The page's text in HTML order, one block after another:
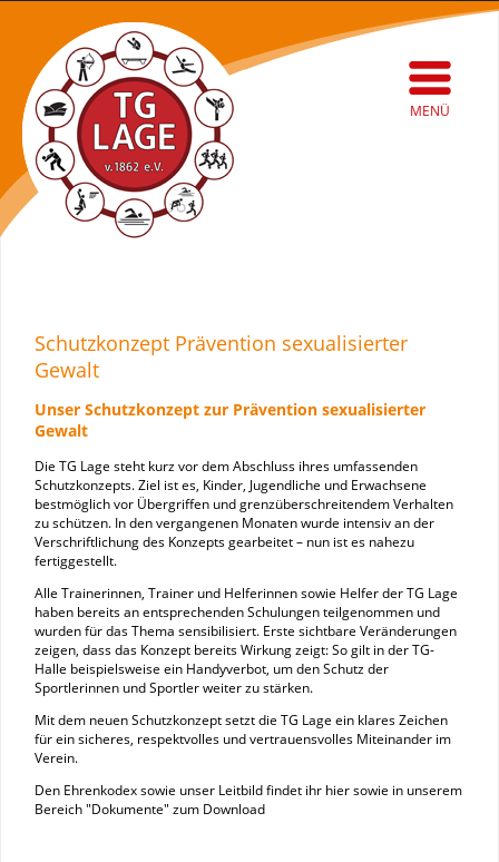
MENÜ
Schutzkonzept Prävention sexualisierter
Gewalt
Unser Schutzkonzept zur Prävention sexualisierter
Gewalt
Die TG Lage steht kurz vor dem Abschluss ihres umfassenden
Schutzkonzepts. Ziel ist es, Kinder, Jugendliche und Erwachsene
bestmöglich vor Übergriffen und grenzüberschreitendem Verhalten
zu schützen. In den vergangenen Monaten wurde intensiv an der
Verschriftlichung des Konzepts gearbeitet – nun ist es nahezu
fertiggestellt.
Alle Trainerinnen, Trainer und Helferinnen sowie Helfer der TG Lage
haben bereits an entsprechenden Schulungen teilgenommen und
wurden für das Thema sensibilisiert. Erste sichtbare Veränderungen
zeigen, dass das Konzept bereits Wirkung zeigt: So gilt in der TG-
Halle beispielsweise ein Handyverbot, um den Schutz der
Sportlerinnen und Sportler weiter zu stärken.
Mit dem neuen Schutzkonzept setzt die TG Lage ein klares Zeichen
für ein sicheres, respektvolles und vertrauensvolles Miteinander im
Verein.
Den Ehrenkodex sowie unser Leitbild findet ihr hier sowie in unserem
Bereich "Dokumente" zum Download